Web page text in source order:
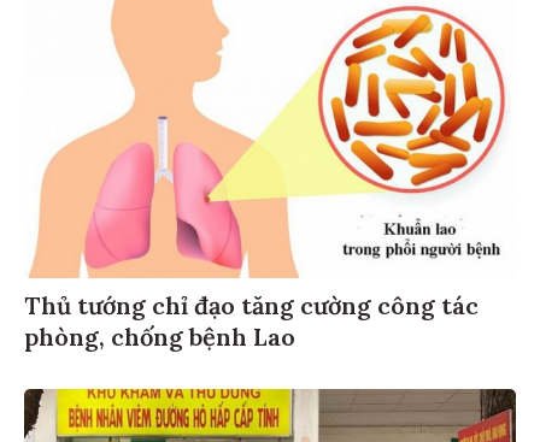
Thủ tướng chỉ đạo tăng cường công tác
phòng, chống bệnh Lao